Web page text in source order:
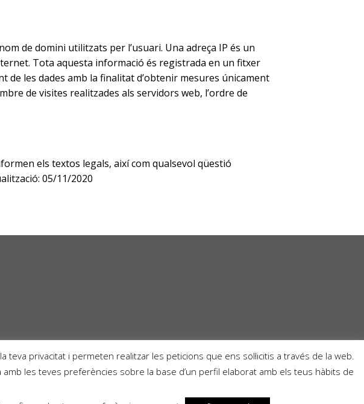
de domini utilitzats per l’usuari. Una adreça IP és un
Tota aquesta informació és registrada en un fitxer
les dades amb la finalitat d’obtenir mesures únicament
de visites realitzades als servidors web, l’ordre de
els textos legals, així com qualsevol qüestió
05/11/2020
privacitat i permeten realitzar les peticions que ens sol·licitis a través de la web.
les teves preferències sobre la base d’un perfil elaborat amb els teus hàbits de